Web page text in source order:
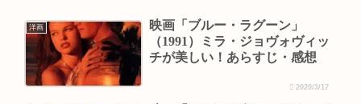
洋画
映画「ブルー・ラグーン」
（1991）ミラ・ジョヴォヴィッ
チが美しい！あらすじ・感想
2020/3/17